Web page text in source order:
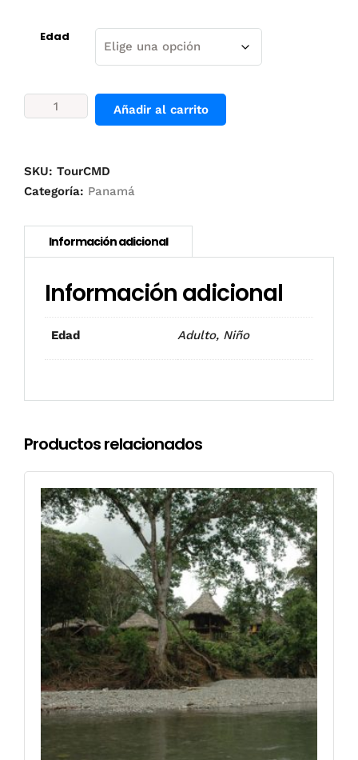
Edad
de
Día
cantidad
Añadir al carrito
SKU: TourCMD
Categoría: Panamá
Información adicional
Edad Adulto, Niño
Productos relacionados